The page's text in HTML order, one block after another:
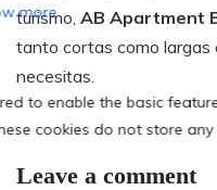
turismo, AB Apartment
tanto cortas como largas
necesitas.
Leave a comment